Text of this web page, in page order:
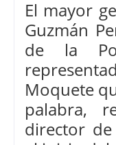
El mayor
Guzmán
de la
Moquete
palabra,
director